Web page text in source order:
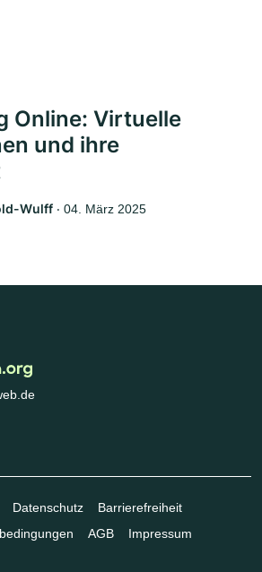
Online: Virtuelle
und ihre
Wulff ‧ 04. März 2025
Datenschutz
Barrierefreiheit
AGB Impressum